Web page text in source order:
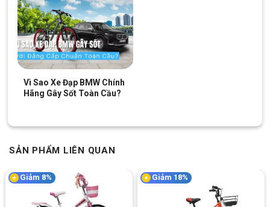
Vì Sao Xe Đạp BMW Chính
Hãng Gây Sốt Toàn Cầu?
SẢN PHẨM LIÊN QUAN
Giảm 8% Giảm 18%